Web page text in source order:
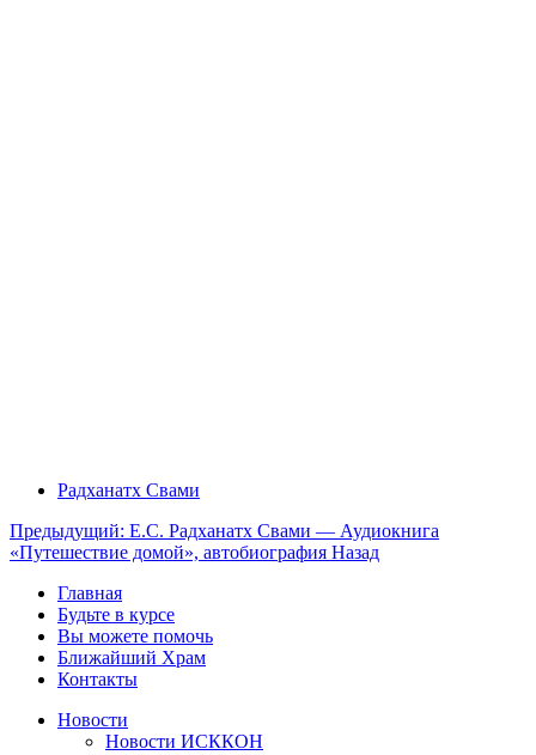
Радханатх Свами
Предыдущий: Е.С. Радханатх Свами — Аудиокнига
«Путешествие домой», автобиография Назад
Главная
Будьте в курсе
Вы можете помочь
Ближайший Храм
Контакты
Новости
Новости ИСККОН